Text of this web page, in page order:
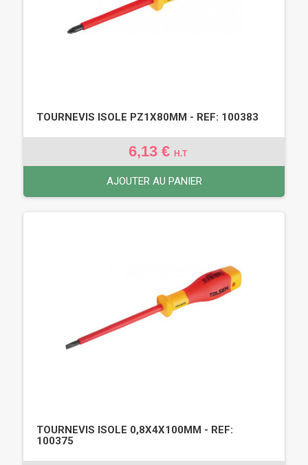
TOURNEVIS ISOLE PZ1X80MM - REF: 100383
6,13 € H.T
AJOUTER AU PANIER
TOURNEVIS ISOLE 0,8X4X100MM - REF:
100375